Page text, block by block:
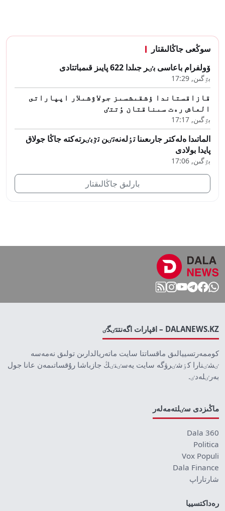
سوڭعى جاڭالىقتار
ۆولفرام باعاسى بٸر جىلدا 622 پايىز قىمباتتادى
بٷگىن, 17:29
قازاقستاندا ۇشقىشسىز جولاۋشىلار اپپاراتى
العاش رەت سىناقتان ٶتتٸ
بٷگىن, 17:17
الماتىدا ەلەكتر جارىعىنا تٶلەنەتٸن تٷبٸرتەكتە جاڭا جولاق
پايدا بولادى
بٷگىن, 17:06
بارلىق جاڭالىقتار
DALANEWS.KZ – اقپارات اگەنتتٸگٸ
كوممەرتسييالىق ماقساتتا سايت ماتەريالدارىن تولىق نەمەسە
ٸشٸنارا كٶشٸرۋگە سايت يەسٸنٸڭ جازباشا رۇقساتىمەن عانا جول
بەرٸلەدٸ.
ماڭىزدى سٸلتەمەلەر
Dala 360
Politica
Vox Populi
Dala Finance
شارتاراپ
رەداكتسييا